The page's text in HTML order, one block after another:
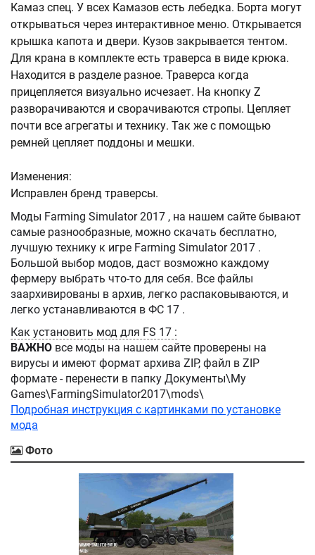
Камаз спец. У всех Камазов есть лебедка. Борта могут
открываться через интерактивное меню. Открывается
крышка капота и двери. Кузов закрывается тентом.
Для крана в комплекте есть траверса в виде крюка.
Находится в разделе разное. Траверса когда
прицепляется визуально исчезает. На кнопку Z
разворачиваются и сворачиваются стропы. Цепляет
почти все агрегаты и технику. Так же с помощью
ремней цепляет поддоны и мешки.
Изменения:
Исправлен бренд траверсы.
Моды Farming Simulator 2017 , на нашем сайте бывают
самые разнообразные, можно скачать бесплатно,
лучшую технику к игре Farming Simulator 2017 .
Большой выбор модов, даст возможно каждому
фермеру выбрать что-то для себя. Все файлы
заархивированы в архив, легко распаковываются, и
легко устанавливаются в ФС 17 .
Как установить мод для FS 17 :
ВАЖНО все моды на нашем сайте проверены на
вирусы и имеют формат архива ZIP, файл в ZIP
формате - перенести в папку Документы\My
Games\FarmingSimulator2017\mods\
Подробная инструкция с картинками по установке
мода
Фото